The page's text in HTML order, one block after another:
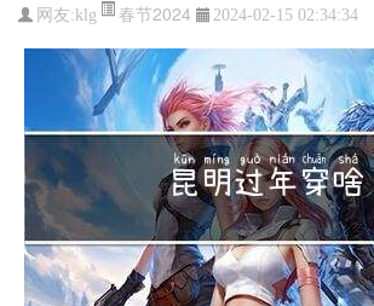
网友: klg 春节2024 2024-02-15 02:34:34